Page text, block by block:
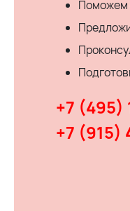
Поможем
+7 (495)
+7 (915)